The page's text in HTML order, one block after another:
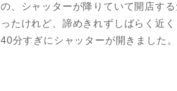
の、シャッターが降りていて開店す
ったけれど、諦めきれずしばらく近
40分すぎにシャッターが開きました。